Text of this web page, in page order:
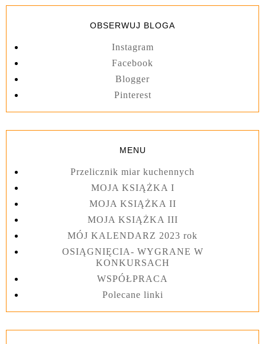
OBSERWUJ BLOGA
Instagram
Facebook
Blogger
Pinterest
MENU
Przelicznik miar kuchennych
MOJA KSIĄŻKA I
MOJA KSIĄŻKA II
MOJA KSIĄŻKA III
MÓJ KALENDARZ 2023 rok
OSIĄGNIĘCIA- WYGRANE W
KONKURSACH
WSPÓŁPRACA
Polecane linki